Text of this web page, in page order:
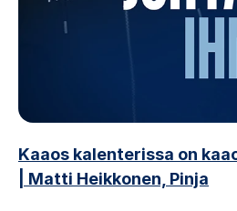
Kaaos kalenterissa on
| Matti Heikkonen, Pinja